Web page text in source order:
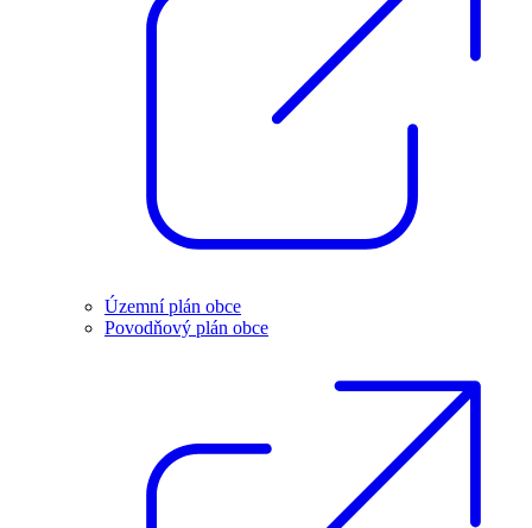
Územní plán obce
Povodňový plán obce